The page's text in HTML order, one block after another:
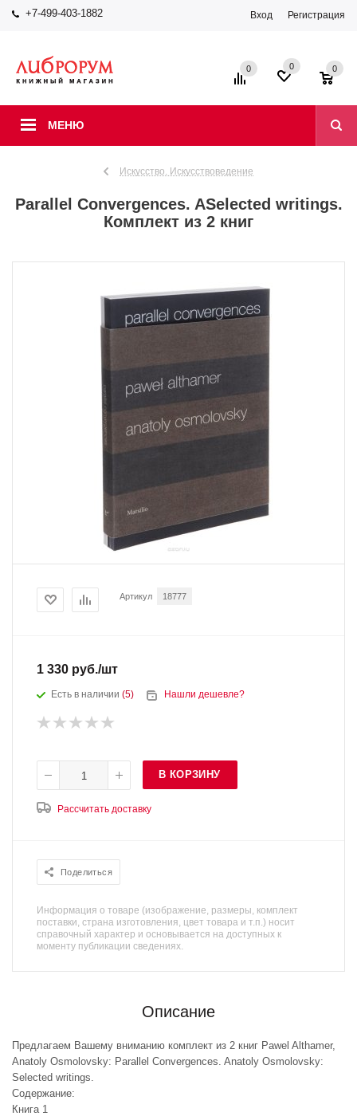
+7-499-403-1882 Вход Регистрация
МЕНЮ
0 0 0
Искусство. Искусствоведение
Parallel Convergences. ASelected writings.
Комплект из 2 книг
Артикул 18777
1 330 руб./шт
Есть в наличии (5) Нашли дешевле?
В КОРЗИНУ
Рассчитать доставку
Поделиться
Информация о товаре (изображение, размеры, комплект
поставки, страна изготовления, цвет товара и т.п.) носит
справочный характер и основывается на доступных к
моменту публикации сведениях.
Описание
Предлагаем Вашему вниманию комплект из 2 книг Pawel Althamer,
Anatoly Osmolovsky: Parallel Convergences. Anatoly Osmolovsky:
Selected writings.
Содержание:
Книга 1